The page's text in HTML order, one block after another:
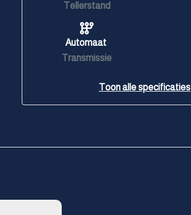
Tellerstand
Automaat
Transmissie
Toon alle specificaties